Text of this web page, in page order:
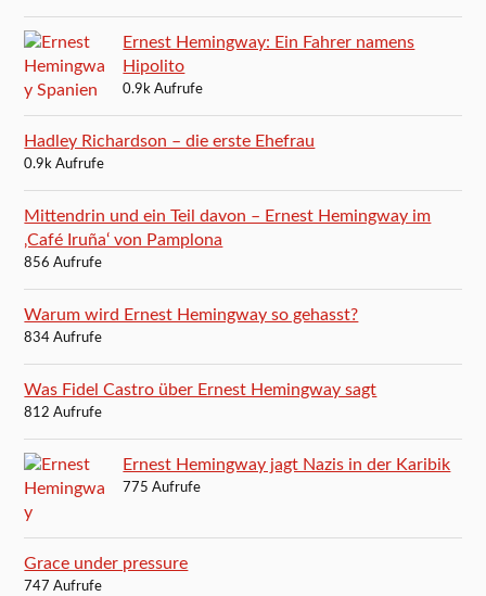
Ernest Hemingway: Ein Fahrer namens
Hipolito
0.9k Aufrufe
Hadley Richardson – die erste Ehefrau
0.9k Aufrufe
Mittendrin und ein Teil davon – Ernest Hemingway im
‚Café Iruña‘ von Pamplona
856 Aufrufe
Warum wird Ernest Hemingway so gehasst?
834 Aufrufe
Was Fidel Castro über Ernest Hemingway sagt
812 Aufrufe
Ernest Hemingway jagt Nazis in der Karibik
775 Aufrufe
Grace under pressure
747 Aufrufe